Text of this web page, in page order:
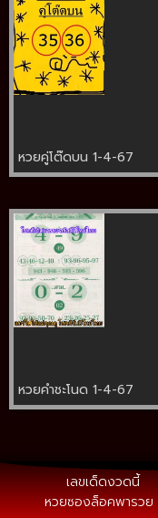
หวยคู่โต๊ดบน 1-4-67
หวยคำชะโนด 1-4-67
เลขเด็ดงวดนี้
หวยซองล็อคพารวย